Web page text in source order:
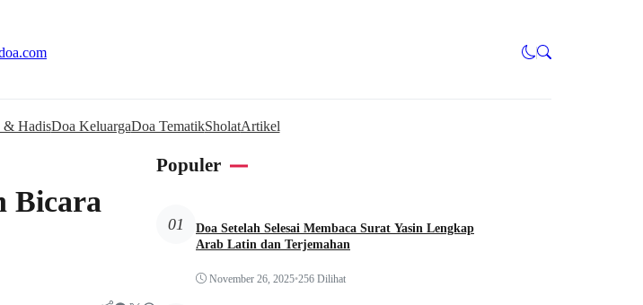
& HadisDoa KeluargaDoa TematikSholatArtikel
Bicara
Populer
01
Doa Setelah Selesai Membaca Surat Yasin Lengkap
Arab Latin dan Terjemahan
November 26, 2025•256 Dilihat